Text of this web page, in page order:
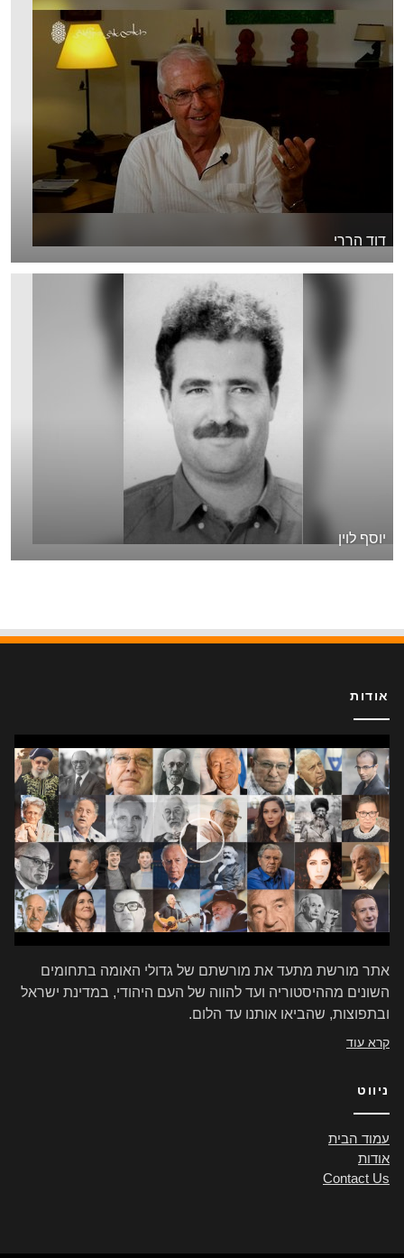
דוד הררי
יוסף לוין
אודות
אתר מורשת מתעד את מורשתם של גדולי האומה בתחומים
השונים מההיסטוריה ועד להווה של העם היהודי, במדינת ישראל
ובתפוצות, שהביאו אותנו עד הלום.
קרא עוד
ניווט
עמוד הבית
אודות
Contact Us